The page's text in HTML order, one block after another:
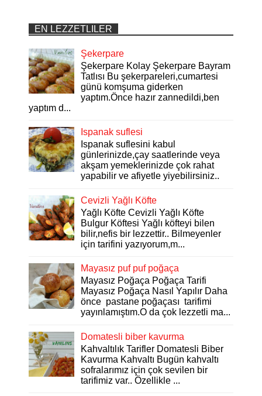
EN LEZZETLILER
Şekerpare
Şekerpare Kolay Şekerpare Bayram
Tatlısı Bu şekerpareleri,cumartesi
günü komşuma giderken
yaptım.Önce hazır zannedildi,ben
yaptım d...
Ispanak suflesi
Ispanak suflesini kabul
günlerinizde,çay saatlerinde veya
akşam yemeklerinizde çok rahat
yapabilir ve afiyetle yiyebilirsiniz..
Cevizli Yağlı Köfte
Yağlı Köfte Cevizli Yağlı Köfte
Bulgur Köftesi Yağlı köfteyi bilen
bilir,nefis bir lezzettir.. Bilmeyenler
için tarifini yazıyorum,m...
Mayasız puf puf poğaça
Mayasız Poğaça Poğaça Tarifi
Mayasız Poğaça Nasıl Yapılır Daha
önce pastane poğaçası tarifimi
yayınlamıştım.O da çok lezzetli ma...
Domatesli biber kavurma
Kahvaltılık Tarifler Domatesli Biber
Kavurma Kahvaltı Bugün kahvaltı
sofralarımız için çok sevilen bir
tarifimiz var.. Özellikle ...